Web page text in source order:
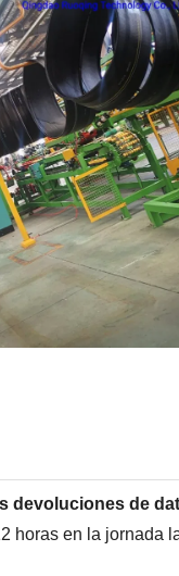
devoluciones de
horas en la jornada